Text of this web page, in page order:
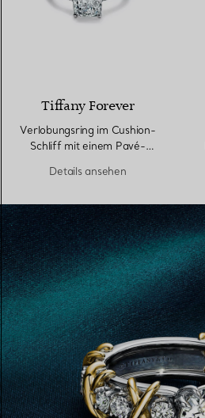
Tiffany Forever
Verlobungsring im Cushion-
Schliff mit einem Pavé-
Details ansehen